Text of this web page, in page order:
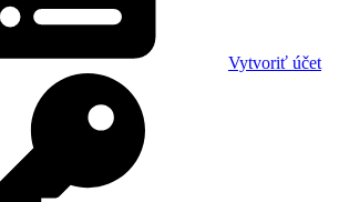
Vytvoriť účet